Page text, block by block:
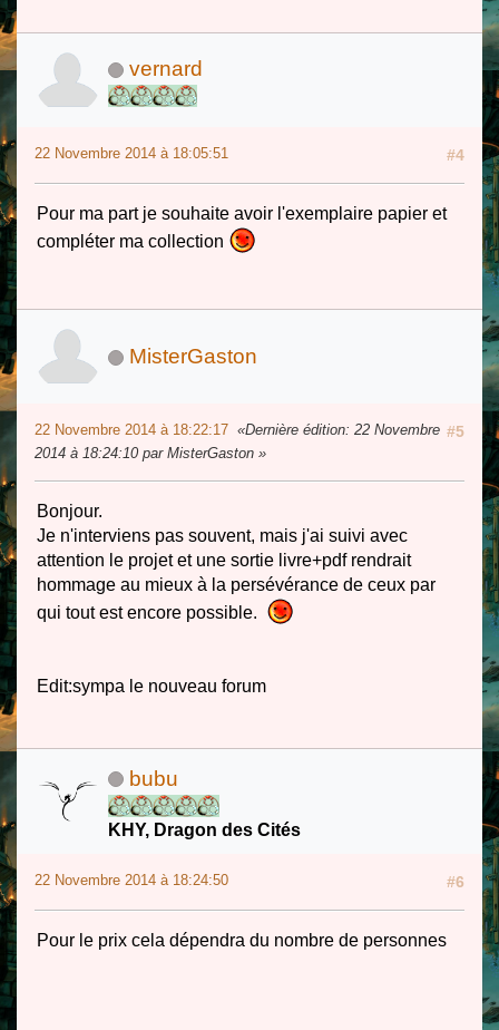
vernard
22 Novembre 2014 à 18:05:51 #4
Pour ma part je souhaite avoir l'exemplaire papier et
compléter ma collection
MisterGaston
22 Novembre 2014 à 18:22:17 #5
Dernière édition: 22 Novembre
2014 à 18:24:10 par MisterGaston
Bonjour.
Je n'interviens pas souvent, mais j'ai suivi avec
attention le projet et une sortie livre+pdf rendrait
hommage au mieux à la persévérance de ceux par
qui tout est encore possible.
Edit:sympa le nouveau forum
bubu
KHY, Dragon des Cités
22 Novembre 2014 à 18:24:50 #6
Pour le prix cela dépendra du nombre de personnes